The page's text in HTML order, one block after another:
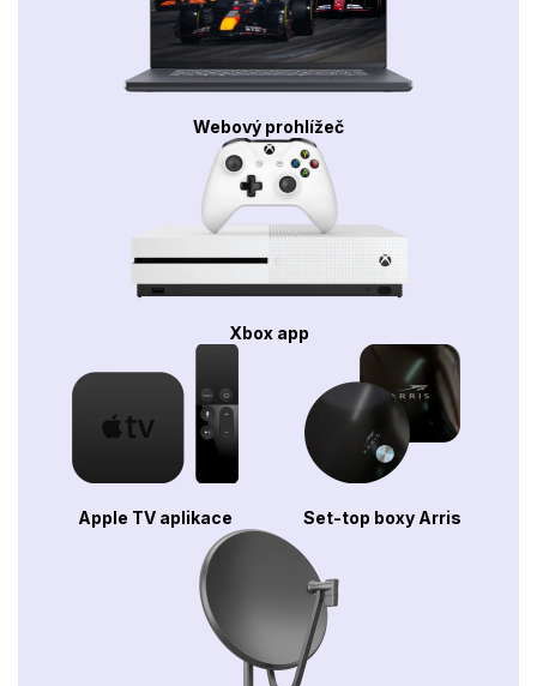
Webový prohlížeč
Xbox app
Apple TV aplikace Set-top boxy Arris